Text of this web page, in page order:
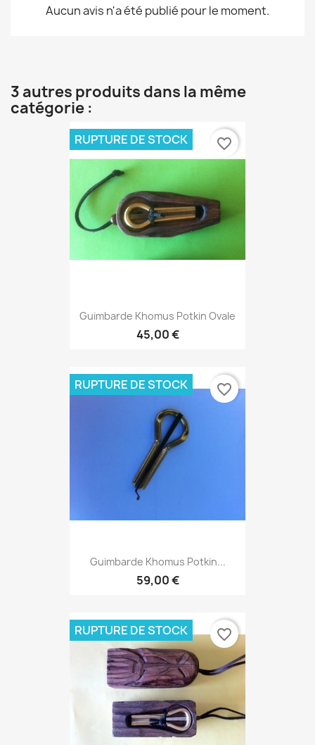
Aucun avis n'a été publié pour le moment.
3 autres produits dans la même
catégorie :
Guimbarde Khomus Potkin Ovale
45,00 €
RUPTURE DE STOCK favorite_border
Guimbarde Khomus Potkin...
59,00 €
RUPTURE DE STOCK favorite_border
RUPTURE DE STOCK favorite_border